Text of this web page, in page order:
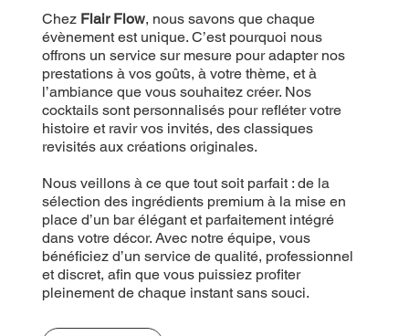
Chez Flair Flow, nous savons que chaque
évènement est unique. C’est pourquoi nous
offrons un service sur mesure pour adapter nos
prestations à vos goûts, à votre thème, et à
l’ambiance que vous souhaitez créer. Nos
cocktails sont personnalisés pour refléter votre
histoire et ravir vos invités, des classiques
revisités aux créations originales.
Nous veillons à ce que tout soit parfait : de la
sélection des ingrédients premium à la mise en
place d’un bar élégant et parfaitement intégré
dans votre décor. Avec notre équipe, vous
bénéficiez d’un service de qualité, professionnel
et discret, afin que vous puissiez profiter
pleinement de chaque instant sans souci.